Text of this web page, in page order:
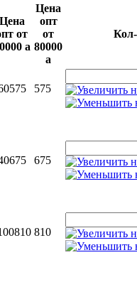
Цена
от
a
Цена
опт
от
80000
a
575 575
675 675
810 810